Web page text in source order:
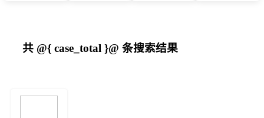
共 @{ case_total }@ 条搜索结果